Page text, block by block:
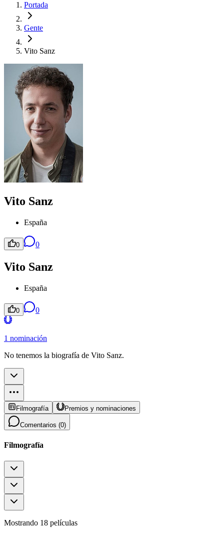
Portada
Gente
Vito Sanz
Vito Sanz
España
0 0
Vito Sanz
España
0 0
1 nominación
No tenemos la biografía de Vito Sanz.
Filmografía Premios y nominaciones
Comentarios (0)
Filmografía
Mostrando 18 películas